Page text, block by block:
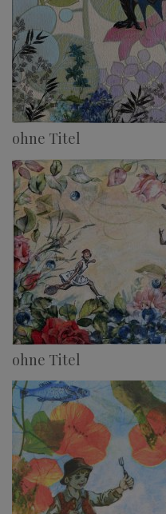
ohne Titel
ohne Titel